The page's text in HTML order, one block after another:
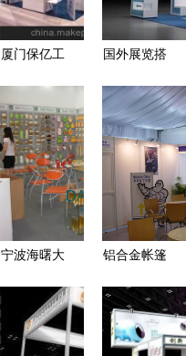
厦门保亿工
览设计搭建
与器材服务
供应商
国外展览搭
格、厂家选
择与展台设
计搭建服务
详解
宁波海曙大
货架、展览
架等器材全
铝合金帐篷
览活动篷房
——嘉兴篷